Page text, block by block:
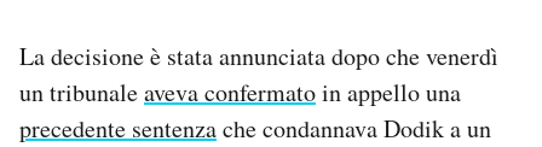
La decisione è stata annunciata dopo che venerdì
un tribunaleaveva confermatoin appello una
precedente sentenzache condannava Dodik a un